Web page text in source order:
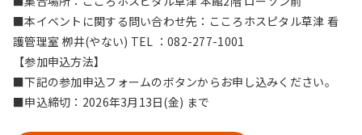
■本イベントに関する問い合わせ先：こころホスピタル草津 看
護管理室 栁井(やない) TEL ：082-277-1001
【参加申込方法】
■下記の参加申込フォームのボタンからお申し込みください。
■申込締切：2026年3月13日(金) まで